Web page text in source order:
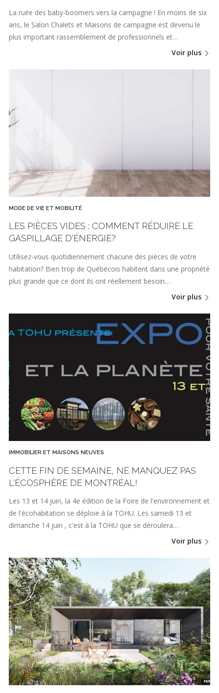
La ruée des baby-boomers vers la campagne ! En moins de six
ans, le Salon Chalets et Maisons de campagne est devenu le
plus important rassemblement de professionnels et…
Voir plus
MODE DE VIE ET MOBILITÉ
LES PIÈCES VIDES : COMMENT RÉDUIRE LE
GASPILLAGE D'ÉNERGIE?
Utilisez-vous quotidiennement chacune des pièces de votre
habitation? Bien trop de Québécois habitent dans une propriété
plus grande que ce dont ils ont réellement besoin…
Voir plus
IMMOBILIER ET MAISONS NEUVES
CETTE FIN DE SEMAINE, NE MANQUEZ PAS
L'ÉCOSPHÈRE DE MONTRÉAL!
Les 13 et 14 juin, la 4e édition de la Foire de l'environnement et
de l'écohabitation se déploie à la TOHU. Les samedi 13 et
dimanche 14 juin , c'est à la TOHU que se déroulera…
Voir plus